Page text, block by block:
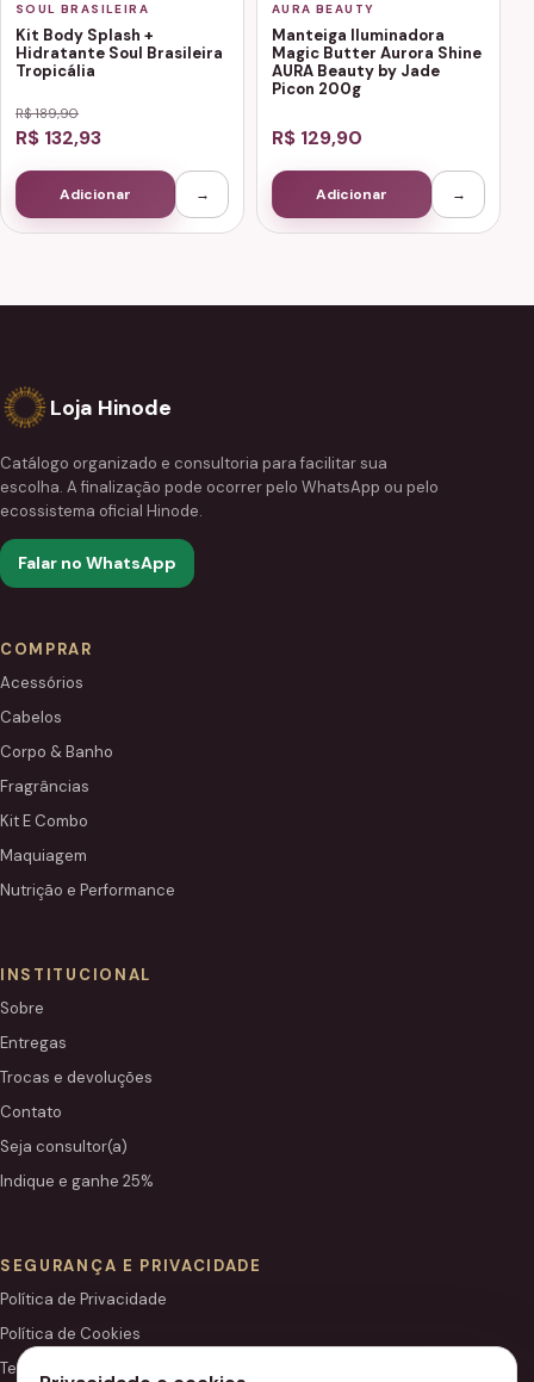
SOUL BRASILEIRA
Kit Body Splash +
Hidratante Soul Brasileira
Tropicália
R$ 189,90
R$ 132,93
Adicionar →
AURA BEAUTY
Manteiga Iluminadora
Magic Butter Aurora Shine
AURA Beauty by Jade
Picon 200g
R$ 129,90
Adicionar →
Loja Hinode
Catálogo organizado e consultoria para facilitar sua
escolha. A finalização pode ocorrer pelo WhatsApp ou pelo
ecossistema oficial Hinode.
Falar no WhatsApp
COMPRAR
Acessórios
Cabelos
Corpo & Banho
Fragrâncias
Kit E Combo
Maquiagem
Nutrição e Performance
INSTITUCIONAL
Sobre
Entregas
Trocas e devoluções
Contato
Seja consultor(a)
Indique e ganhe 25%
SEGURANÇA E PRIVACIDADE
Política de Privacidade
Política de Cookies
Termos de Uso